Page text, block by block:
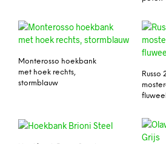
Monterosso hoekbank
met hoek rechts,
stormblauw
Russo
fluweel